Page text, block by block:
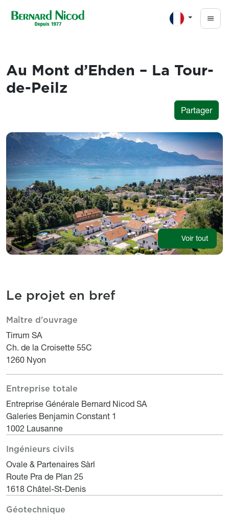
Au Mont d’Ehden – La Tour-
de-Peilz
Partager
Images
Voir tout
Le projet en bref
Le projet en bref
Titre
Maître d'ouvrage
Description
Tirrum SA
Ch. de la Croisette 55C
1260 Nyon
Titre
Entreprise totale
Description
Entreprise Générale Bernard Nicod SA
Galeries Benjamin Constant 1
1002 Lausanne
Titre
Ingénieurs civils
Description
Ovale & Partenaires Sàrl
Route Pra de Plan 25
1618 Châtel-St-Denis
Titre
Géotechnique